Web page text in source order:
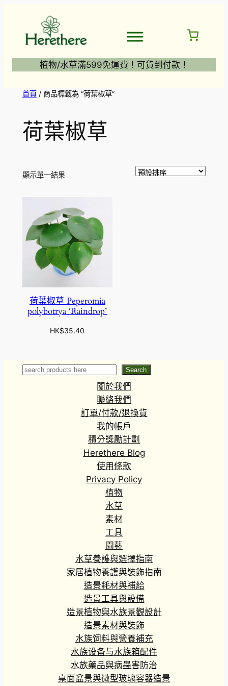
植物/水草滿599免運費！可貨到付款！
首頁/ 商品標籤為 “荷葉椒草”
荷葉椒草
顯示單一結果
荷葉椒草 Peperomia
polybotrya ‘Raindrop’
HK$35.40
Search Search
關於我們
聯絡我們
訂單/付款/退換貨
我的帳戶
積分獎勵計劃
Herethere Blog
使用條款
Privacy Policy
植物
水草
素材
工具
園藝
水草養護與選擇指南
家居植物養護與裝飾指南
造景耗材與補給
造景工具與設備
造景植物與水族景觀設計
造景素材與裝飾
水族饲料與營養補充
水族设备与水族箱配件
水族藥品與病蟲害防治
桌面盆景與微型玻璃容器造景